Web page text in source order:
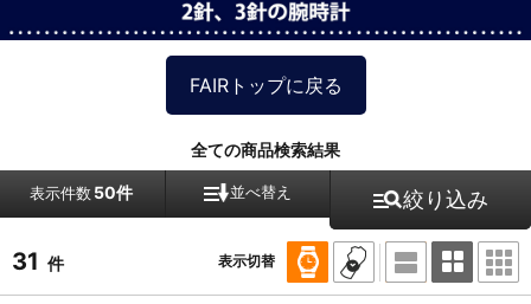
FAIRトップに戻る
全ての商品検索結果
表示件数50件 並べ替え 絞り込み
31 件 表示切替